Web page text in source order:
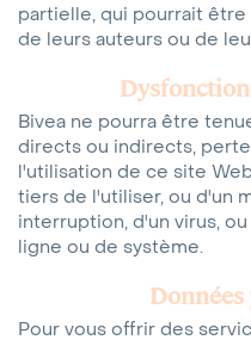
partielle, qui pourrait
de leurs auteurs ou de
Bivea ne pourra être
directs ou indirects,
l'utilisation de ce site
tiers de l'utiliser, ou d'un
interruption, d'un virus,
ligne ou de système.
Pour vous offrir des